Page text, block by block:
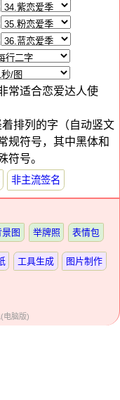
常适合恋爱达人使
排列的字（自动竖文
规符号，其中黑体和
符号。
非主流签名
景图 举牌照 表情包
工具生成 图片制作
电脑版)